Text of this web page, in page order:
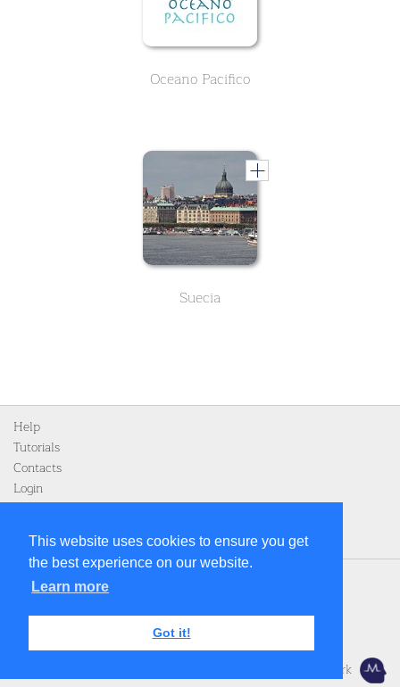
This website uses cookies to ensure you get
the best experience on our website.
Learn more
Got it!
Oceano Pacifico
Suecia
Help
Tutorials
Contacts
Login
Register
Home
Legal notice
Memozing E-learning Network